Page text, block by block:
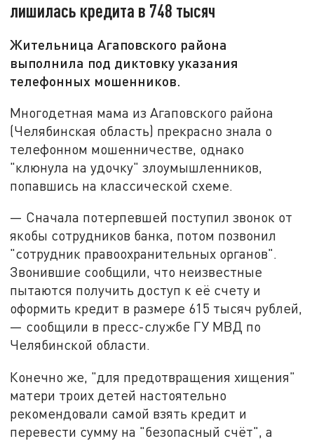
лишилась кредита в 748 тысяч
Жительница Агаповского района
выполнила под диктовку указания
телефонных мошенников.
Многодетная мама из Агаповского района
(Челябинская область) прекрасно знала о
телефонном мошенничестве, однако
"клюнула на удочку" злоумышленников,
попавшись на классической схеме.
— Сначала потерпевшей поступил звонок от
якобы сотрудников банка, потом позвонил
"сотрудник правоохранительных органов".
Звонившие сообщили, что неизвестные
пытаются получить доступ к её счету и
оформить кредит в размере 615 тысяч рублей,
— сообщили в пресс-службе ГУ МВД по
Челябинской области.
Конечно же, "для предотвращения хищения"
матери троих детей настоятельно
рекомендовали самой взять кредит и
перевести сумму на "безопасный счёт", а